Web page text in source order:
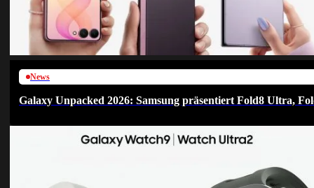
News
Galaxy Unpacked 2026: Samsung präsentiert Fold8 Ultra,